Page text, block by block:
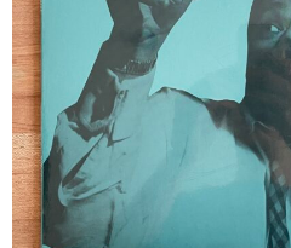
New Arrivals
GG RECORD （当店のレーベル）
全商品
JAZZ-US